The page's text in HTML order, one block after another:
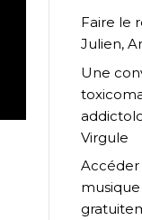
Faire le
Julien,
Une
Virgule
Accéder